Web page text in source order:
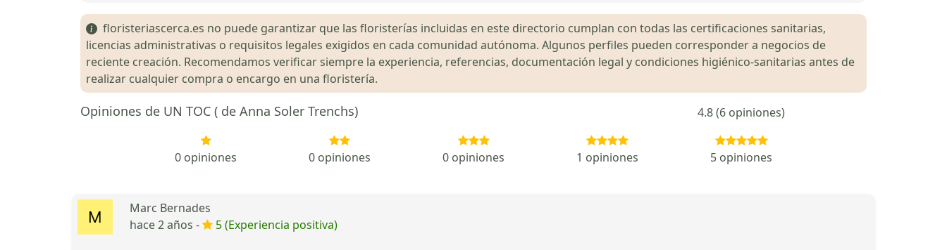
floristeriascerca.es no puede garantizar que las floristerías incluidas en este directorio cumplan con todas las certificaciones sanitarias,
licencias administrativas o requisitos legales exigidos en cada comunidad autónoma. Algunos perfiles pueden corresponder a negocios de
reciente creación. Recomendamos verificar siempre la experiencia, referencias, documentación legal y condiciones higiénico-sanitarias antes de
realizar cualquier compra o encargo en una floristería.
Opiniones de UN TOC ( de Anna Soler Trenchs) 4.8 (6 opiniones)
0 opiniones 0 opiniones 0 opiniones 1 opiniones 5 opiniones
Marc Bernades
hace 2 años -
5 (Experiencia positiva)